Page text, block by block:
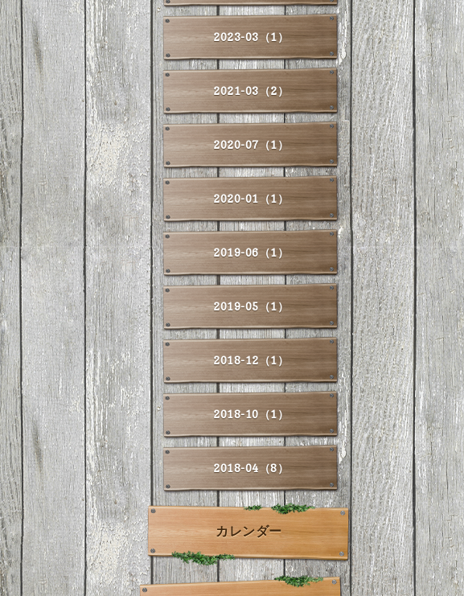
2023-03（1）
2021-03（2）
2020-07（1）
2020-01（1）
2019-06（1）
2019-05（1）
2018-12（1）
2018-10（1）
2018-04（8）
カレンダー